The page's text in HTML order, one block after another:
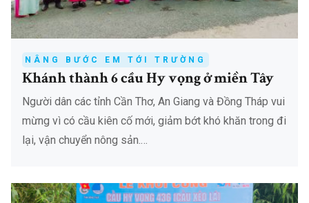
NÂNG BƯỚC EM TỚI TRƯỜNG
Khánh thành 6 cầu Hy vọng ở miền Tây
Người dân các tỉnh Cần Thơ, An Giang và Đồng Tháp vui
mừng vì có cầu kiên cố mới, giảm bớt khó khăn trong đi
lại, vận chuyển nông sản.…